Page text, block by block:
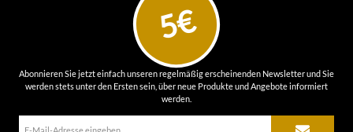
5€
Abonnieren Sie jetzt einfach unseren regelmäßig erscheinenden Newsletter und Sie
werden stets unter den Ersten sein, über neue Produkte und Angebote informiert
werden.